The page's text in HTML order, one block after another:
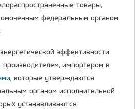
товары,
федеральным органом
эффективности
импортером в
, которые утверждаются
органом исполнительной
устанавливаются